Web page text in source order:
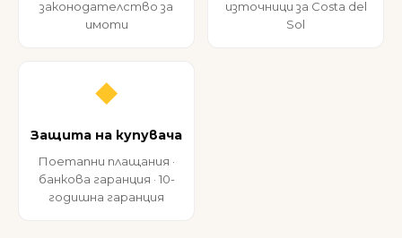
законодателство за
имоти
източници за Costa del
Sol
◆
Защита на купувача
Поетапни плащания ·
банкова гаранция · 10-
годишна гаранция